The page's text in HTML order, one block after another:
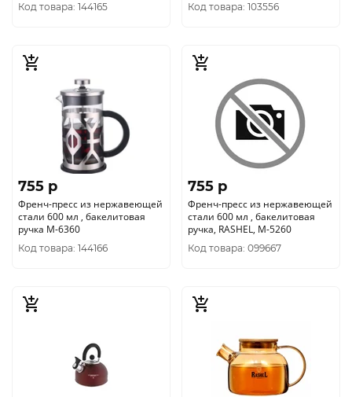
Код товара: 144165 Код товара: 103556
755 p
Френч-пресс из нержавеющей
стали 600 мл , бакелитовая
ручка М-6360
Код товара: 144166
755 p
Френч-пресс из нержавеющей
стали 600 мл , бакелитовая
ручка, RASHEL, М-5260
Код товара: 099667